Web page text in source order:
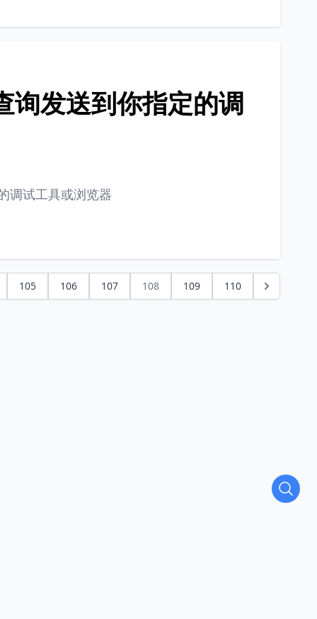
发送到你指定的调
调试工具或浏览器
105 106 107 108 109 110